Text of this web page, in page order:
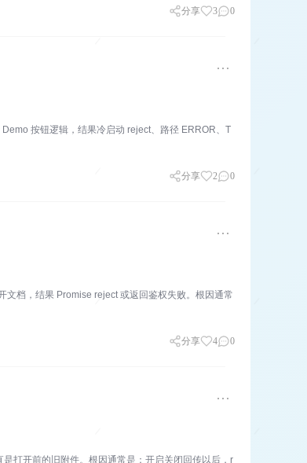
分享 3 0
按钮逻辑，结果冷启动 reject、路径 ERROR、T
分享 2 0
档，结果 Promise reject 或返回鉴权失败。根因通常
分享 4 0
打开前的旧附件。根因通常是：开启关闭回传以后，r